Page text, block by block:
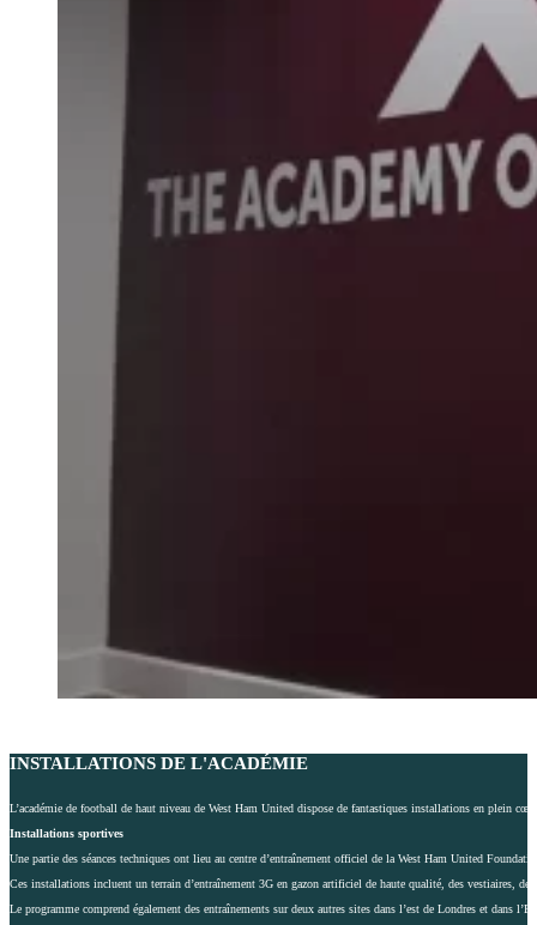
INSTALLATIONS DE L'ACADÉMIE
L’académie de football de haut niveau de West Ham United dispose de fantastiques installations en plein
Installations sportives
Une partie des séances techniques ont lieu au centre d’entraînement officiel de la West Ham United
Ces installations incluent un terrain d’entraînement 3G en gazon artificiel de haute qualité, des vestiaires, des
Le programme comprend également des entraînements sur deux autres sites dans l’est de Londres et dans